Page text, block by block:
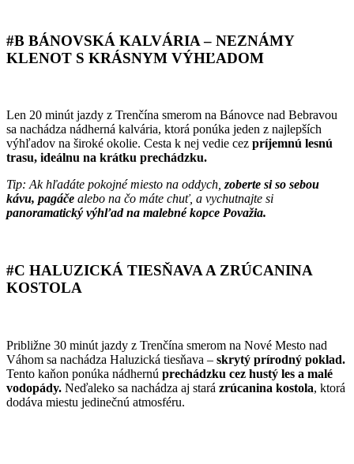
#B BÁNOVSKÁ KALVÁRIA – NEZNÁMY
KLENOT S KRÁSNYM VÝHĽADOM
Len 20 minút jazdy z Trenčína smerom na Bánovce nad Bebravou
sa nachádza nádherná kalvária, ktorá ponúka jeden z najlepších
výhľadov na široké okolie. Cesta k nej vedie cez príjemnú lesnú
trasu, ideálnu na krátku prechádzku.
Tip: Ak hľadáte pokojné miesto na oddych, zoberte si so sebou
kávu, pagáče alebo na čo máte chuť, a vychutnajte si
panoramatický výhľad na malebné kopce Považia.
#C HALUZICKÁ TIESŇAVA A ZRÚCANINA
KOSTOLA
Približne 30 minút jazdy z Trenčína smerom na Nové Mesto nad
Váhom sa nachádza Haluzická tiesňava – skrytý prírodný poklad.
Tento kaňon ponúka nádhernú prechádzku cez hustý les a malé
vodopády. Neďaleko sa nachádza aj stará zrúcanina kostola, ktorá
dodáva miestu jedinečnú atmosféru.